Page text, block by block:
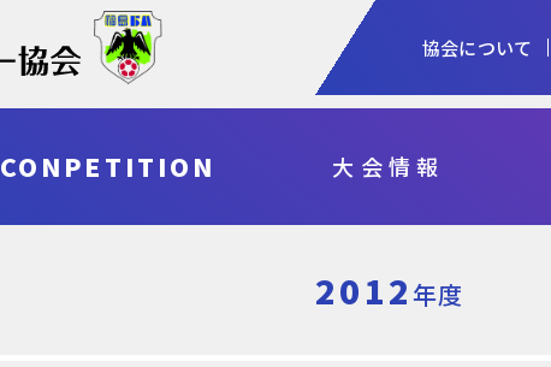
協会について
協会概要 予算・決算
女子
シニア
県総体・東北総体
国体
審判 指導者
加盟登録 各種申請
CONPETITION 大会情報
2012年度